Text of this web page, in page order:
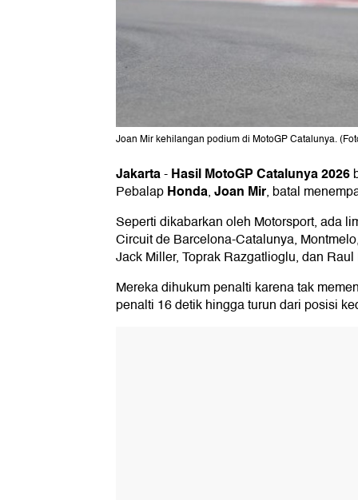
Joan Mir kehilangan podium di MotoGP Catalunya.
Jakarta-Hasil MotoGP Catalunya 2026
PebalapHonda,Joan Mir, batal
Seperti dikabarkan oleh Motorsport, ada
Circuit de Barcelona-Catalunya,
Jack Miller, Toprak Razgatlioglu, dan
Mereka dihukum penalti karena tak
penalti 16 detik hingga turun dari posisi